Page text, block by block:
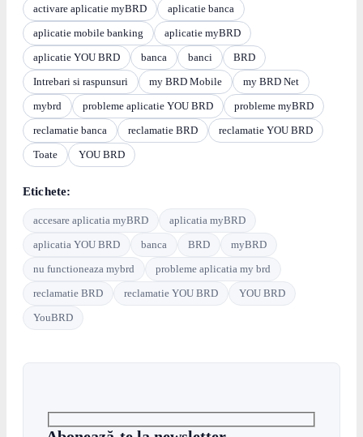
activare aplicatie myBRD
aplicatie banca
aplicatie mobile banking
aplicatie myBRD
aplicatie YOU BRD
banca banci
BRD
Intrebari si raspunsuri
my BRD Mobile
my BRD Net
mybrd
probleme aplicatie YOU BRD
probleme myBRD
reclamatie banca
reclamatie BRD
reclamatie YOU BRD
Toate
YOU BRD
Etichete:
accesare aplicatia myBRD
aplicatia myBRD
aplicatia YOU BRD
banca BRD
myBRD
nu functioneaza mybrd
probleme aplicatia my brd
reclamatie BRD
reclamatie YOU BRD
YOU BRD
YouBRD